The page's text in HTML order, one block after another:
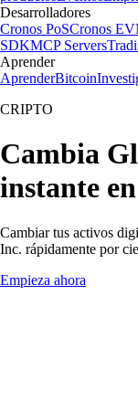
Desarrolladores
Cronos PoSCronos
SDKMCP Servers
Aprender
AprenderBitcoin
CRIPTO
Cambia
instante
Cambiar tus activos
Inc. rápidamente por
Empieza ahora